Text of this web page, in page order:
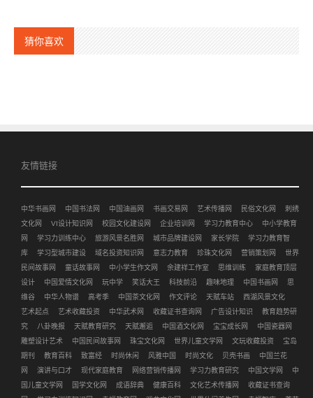
猜你喜欢
友情链接
中华书画网 中国书法网 中国油画网 书画交易网 艺术传播网 民俗文化网
刺绣
文化网
VI设计知识网 校园文化建设网 企业培训网 学习力教育中心
中小学教育
网
学习力训练中心 旅游风景名胜网 城市品牌建设网 家长学院
学习力教育智
库
学习型城市建设 域名投资知识网 意志力教育 珍珠文化网 营销策划网
世界
民间故事网
童话故事网 中小学生作文网 余建祥工作室 思维训练
家庭教育顶层
设计
中国爱情文化网 玩中学 笑话大王 科技前沿 趣味地理 中国书画网
思
维谷
中华人物谱 高考季 中国茶文化网 作文评论 天赋车站
西湖风景文化
艺术起点
艺术收藏投资 中华武术网 收藏证书查询网 广告设计知识
教育趋势研
究
八卦晚报 天赋教育研究 天赋邂逅 中国酒文化网 宝宝成长网
中国瓷器网
雕塑设计艺术
中国民间故事网 珠宝文化网 世界儿童文学网 文玩收藏投资
宝岛
期刊
教育百科 致富经 时尚休闲 风雅中国 时尚文化 贝壳书画
中国兰花
网
演讲与口才 现代家庭教育 网络营销传播网 学习力教育研究 中国文学网
中
国儿童文学网
国学文化网 成语辞典 健康百科 文化艺术传播网
收藏证书查询